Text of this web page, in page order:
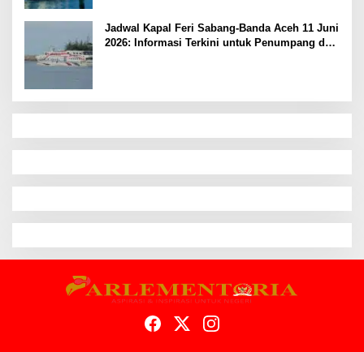
Jadwal Kapal Feri Sabang-Banda Aceh 11 Juni
2026: Informasi Terkini untuk Penumpang dan